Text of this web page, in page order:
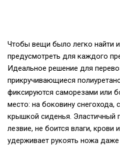
Чтобы вещи было легко найти
предусмотреть для каждого
Идеальное решение для
прикручивающиеся
фиксируются саморезами или
место: на боковину снегохода,
крышкой сиденья. Эластичный
лезвие, не боится влаги, крови
удерживает рукоять ножа даже